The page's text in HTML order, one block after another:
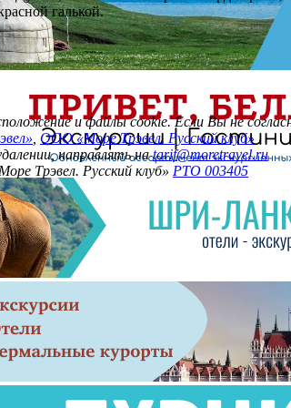
галькой.
и файлы cookie. Если Вы не
ООО «Море Трэвел. Русский клуб»
направлять наtarif@moretravel.ru
Трэвел. Русский клуб» РТО 003405